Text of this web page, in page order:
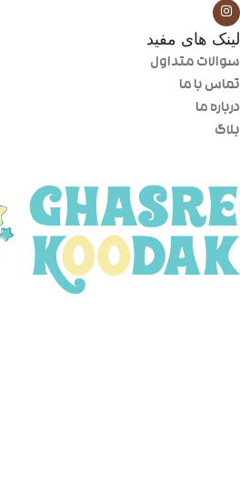
لینک های مفید
سوالات متداول
تماس با ما
درباره ما
بلاگ